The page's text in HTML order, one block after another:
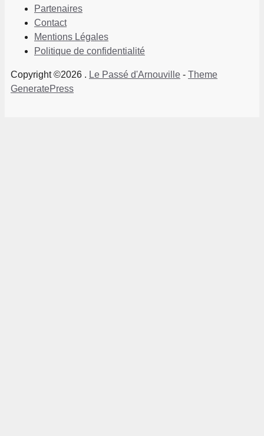
Partenaires
Contact
Mentions Légales
Politique de confidentialité
Copyright ©2026 . Le Passé d'Arnouville - Theme
GeneratePress